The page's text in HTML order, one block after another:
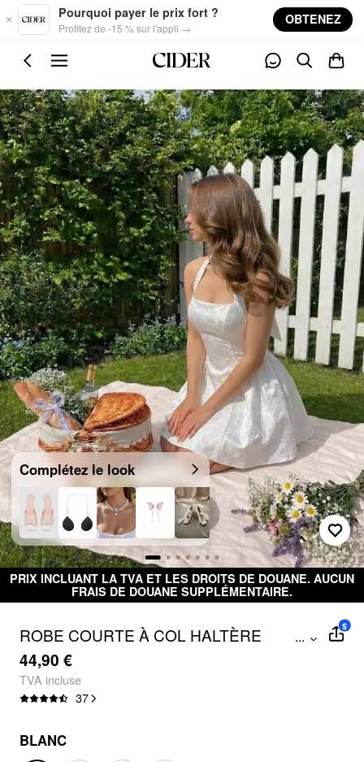
Skip to main content
Pourquoi payer le prix fort ?
Profitez de -15 % sur l'appli →
OBTENEZ
Complétez le look
PRIX INCLUANT LA TVA ET LES DROITS DE DOUANE. AUCUN
FRAIS DE DOUANE SUPPLÉMENTAIRE.
ROBE COURTE À COL HALTÈRE
JACQUARD, NŒUD FLORAL, FRONCES
ÉVASÉES
...
44,90 €
TVA incluse
37
$
BLANC